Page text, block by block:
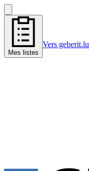
Mes listes
Vers geberit.lu